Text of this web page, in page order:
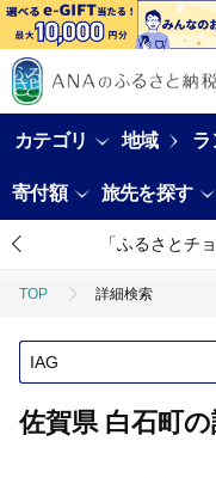
カテゴリ 地域 ラ
寄付額 旅先を探す
「ふるさとチ
TOP 詳細検索
佐賀県 白石町